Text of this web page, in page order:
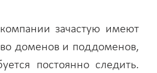
зачастую имеют
доменов и поддоменов,
постоянно следить.